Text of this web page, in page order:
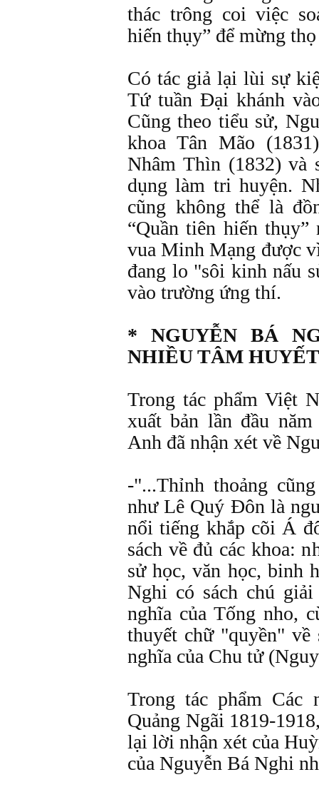
thác trông coi việc
hiến thụy” để mừng
Có tác giả lại lùi sự
Tứ tuần Ðại khánh
Cũng theo tiểu sử,
khoa Tân Mão
Nhâm Thìn (1832) và
dụng làm tri huyện.
cũng không thể là
“Quần tiên hiến
vua Minh Mạng được
đang lo "sôi kinh nấu
vào trường ứng thí.
* NGUYỄN BÁ
NHIỀU TÂM
Trong tác phẩm Việt
xuất bản lần đầu
Anh đã nhận xét về
-"...Thỉnh thoảng
như Lê Quý Ðôn là
nổi tiếng khắp cõi Á
sách về đủ các khoa:
sử học, văn học, binh
Nghi có sách chú
nghĩa của Tống nho,
thuyết chữ "quyền" về
nghĩa của Chu tử
Trong tác phẩm Các
Quảng Ngãi 1819-
lại lời nhận xét của
của Nguyễn Bá Nghi